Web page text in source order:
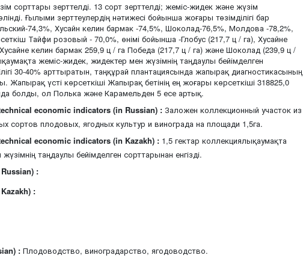
сорттары зерттелді. 13 сорт зерттелді; жеміс-жидек және жүзім
Ғылыми зерттеулердің нәтижесі бойынша жоғары төзімділігі бар
74,3%, Хусайн келин бармак -74,5%, Шоколад-76,5%, Молдова -78,2%,
Тайфи розовый - 70,0%, өнімі бойынша -Глобус (217,7 ц / га), Хусайне
келин бармак 259,9 ц / га Победа (217,7 ц / га) және Шоколад (239,9 ц /
жеміс-жидек, жидектер мен жүзімнің таңдаулы бейімделген
30-40% арттыратын, таңқұрай плантациясында жапырақ диагностикасының
үсті көрсеткіші Жапырақ бетінің ең жоғары көрсеткіші 318825,0
болды, ол Полька және Карамельден 5 есе артық.
economic indicators (in Russian) : Заложен коллекционный участок из
сортов плодовых, ягодных культур и винограда на площади 1,5га.
economic indicators (in Kazakh) : 1,5 гектар коллекциялықаумақта
таңдаулы бейімделген сорттарынан енгізді.
:
:
: Плодоводство, виноградарство, ягодоводство.